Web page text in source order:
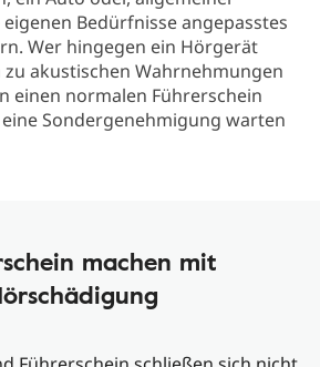
Bedürfnisse angepasstes
Wer hingegen ein Hörgerät
akustischen Wahrnehmungen
einen normalen Führerschein
Sondergenehmigung warten
machen mit